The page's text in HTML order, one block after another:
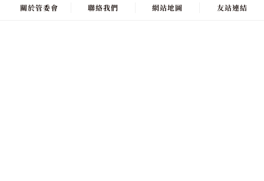
關於管委會 聯絡我們 網站地圖 友站連結